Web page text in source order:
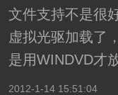
文件支持不是很
虚拟光驱加载了
是用WINDVD才
2012-1-14 15:51:04